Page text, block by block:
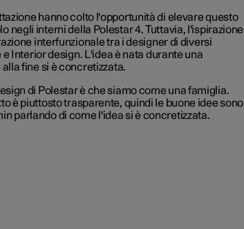
hanno colto l'opportunità di elevare questo
negli interni della Polestar 4. Tuttavia, l'ispirazione
interfunzionale tra i designer di diversi
Interior design. L'idea è nata durante una
fine si è concretizzata.
di Polestar è che siamo come una famiglia.
è piuttosto trasparente, quindi le buone idee sono
parlando di come l'idea si è concretizzata.